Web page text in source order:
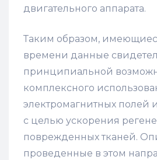
двигательного аппарата.
Таким образом,
времени данные
принципиальной
комплексного
электромагнитных полей
с целью ускорения
поврежденных тканей.
проведенные в этом